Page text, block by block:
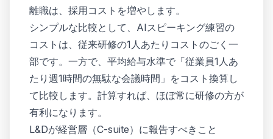
離職は、採用コストを増やします。
シンプルな比較として、AIスピーキング練習の
コストは、従来研修の1人あたりコストのごく一
部です。一方で、平均給与水準で「従業員1人あ
たり週1時間の無駄な会議時間」をコスト換算し
て比較します。計算すれば、ほぼ常に研修の方が
有利になります。
L&Dが経営層（C-suite）に報告すべきこと